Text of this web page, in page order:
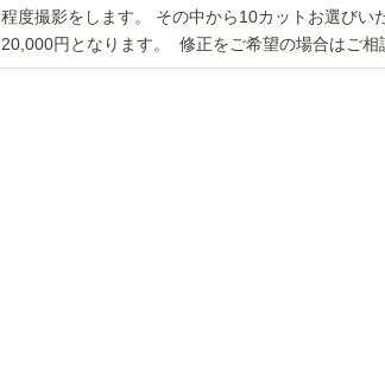
程度撮影をします。 その中から10カットお選びい
20,000円となります。 修正をご希望の場合はご相